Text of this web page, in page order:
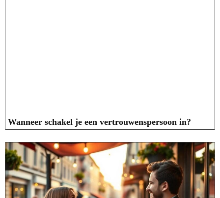
Wanneer schakel je een vertrouwenspersoon in?